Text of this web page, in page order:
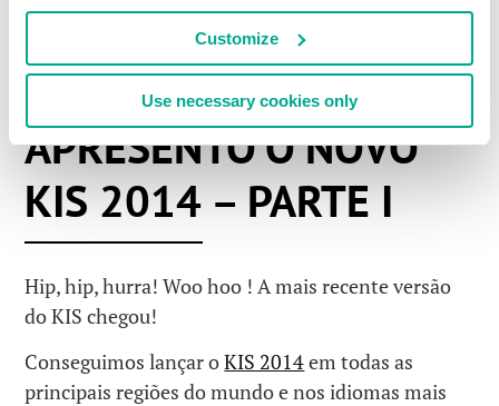
Customize
Use necessary cookies only
APRESENTO O NOVO
KIS 2014 – PARTE I
Hip, hip, hurra! Woo hoo ! A mais recente versão
do KIS chegou!
Conseguimos lançar oKIS 2014em todas as
principais regiões do mundo e nos idiomas mais